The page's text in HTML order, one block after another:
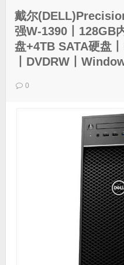
戴尔
强W-1390丨128GB
盘+4TB SATA硬盘
丨DVDRW丨
0